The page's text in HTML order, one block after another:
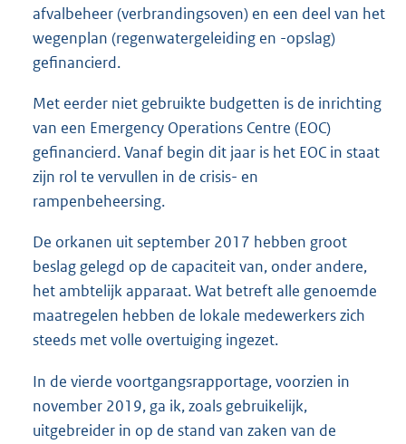
afvalbeheer (verbrandingsoven) en een deel van het
wegenplan (regenwatergeleiding en -opslag)
gefinancierd.
Met eerder niet gebruikte budgetten is de inrichting
van een Emergency Operations Centre (EOC)
gefinancierd. Vanaf begin dit jaar is het EOC in staat
zijn rol te vervullen in de crisis- en
rampenbeheersing.
De orkanen uit september 2017 hebben groot
beslag gelegd op de capaciteit van, onder andere,
het ambtelijk apparaat. Wat betreft alle genoemde
maatregelen hebben de lokale medewerkers zich
steeds met volle overtuiging ingezet.
In de vierde voortgangsrapportage, voorzien in
november 2019, ga ik, zoals gebruikelijk,
uitgebreider in op de stand van zaken van de